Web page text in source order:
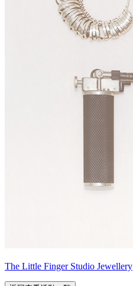
The Little Finger Studio Jewellery